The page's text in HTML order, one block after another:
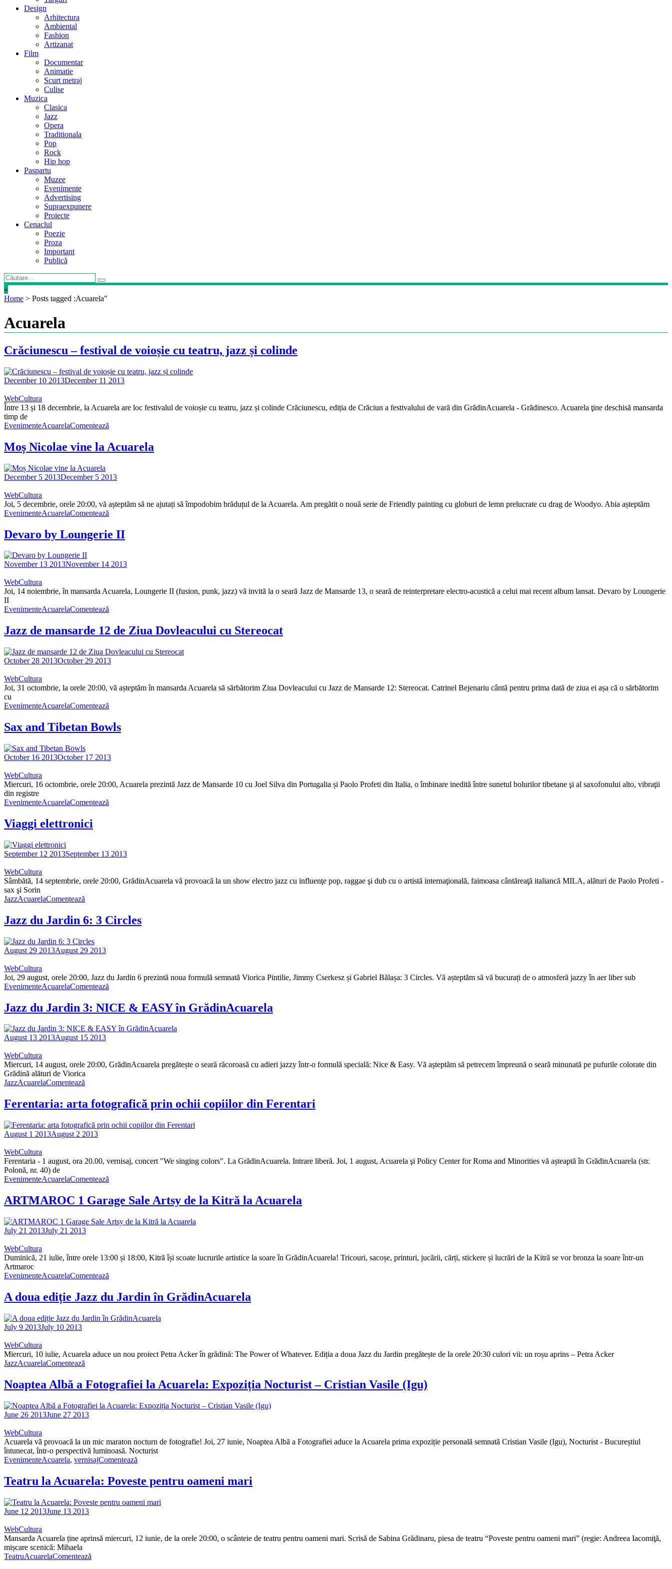
Design
Arhitectura
Ambiental
Fashion
Artizanat
Film
Documentar
Animatie
Scurt metraj
Culise
Muzica
Clasica
Jazz
Opera
Traditionala
Pop
Rock
Hip hop
Paspartu
Muzee
Evenimente
Advertising
Supraexpunere
Proiecte
Cenaclul
Poezie
Proza
Important
Publică
»
Home > Posts tagged :Acuarela"
Acuarela
Crăciunescu – festival de voioșie cu teatru, jazz și colinde
December 10 2013December 11 2013
WebCultura
Între 13 și 18 decembrie, la Acuarela are loc festivalul de voioșie cu teatru, jazz și colinde Crăciunescu, ediția de Crăciun a festivalului de vară din GrădinAcuarela - Grădinesco. Acuarela ţine deschisă mansarda
timp de
EvenimenteAcuarelaComentează
Moș Nicolae vine la Acuarela
December 5 2013December 5 2013
WebCultura
Joi, 5 decembrie, orele 20:00, vă așteptăm să ne ajutați să împodobim brăduțul de la Acuarela. Am pregătit o nouă serie de Friendly painting cu globuri de lemn prelucrate cu drag de Woodyo. Abia așteptăm
EvenimenteAcuarelaComentează
Devaro by Loungerie II
November 13 2013November 14 2013
WebCultura
Joi, 14 noiembrie, în mansarda Acuarela, Loungerie II (fusion, punk, jazz) vă invită la o seară Jazz de Mansarde 13, o seară de reinterpretare electro-acustică a celui mai recent album lansat. Devaro by Loungerie
II
EvenimenteAcuarelaComentează
Jazz de mansarde 12 de Ziua Dovleacului cu Stereocat
October 28 2013October 29 2013
WebCultura
Joi, 31 octombrie, la orele 20:00, vă așteptăm în mansarda Acuarela să sărbătorim Ziua Dovleacului cu Jazz de Mansarde 12: Stereocat. Catrinel Bejenariu cântă pentru prima dată de ziua ei așa că o sărbătorim
cu
EvenimenteAcuarelaComentează
Sax and Tibetan Bowls
October 16 2013October 17 2013
WebCultura
Miercuri, 16 octombrie, orele 20:00, Acuarela prezintă Jazz de Mansarde 10 cu Joel Silva din Portugalia și Paolo Profeti din Italia, o îmbinare inedită între sunetul bolurilor tibetane şi al saxofonului alto, vibraţii
din registre
EvenimenteAcuarelaComentează
Viaggi elettronici
September 12 2013September 13 2013
WebCultura
Sâmbătă, 14 septembrie, orele 20:00, GrădinAcuarela vă provoacă la un show electro jazz cu influenţe pop, raggae şi dub cu o artistă internaţională, faimoasa cântăreaţă italiancă MILA, alături de Paolo Profeti -
sax şi Sorin
JazzAcuarelaComentează
Jazz du Jardin 6: 3 Circles
August 29 2013August 29 2013
WebCultura
Joi, 29 august, orele 20:00, Jazz du Jardin 6 prezintă noua formulă semnată Viorica Pintilie, Jimmy Cserkesz și Gabriel Bălașa: 3 Circles. Vă așteptăm să vă bucurați de o atmosferă jazzy în aer liber sub
EvenimenteAcuarelaComentează
Jazz du Jardin 3: NICE & EASY în GrădinAcuarela
August 13 2013August 15 2013
WebCultura
Miercuri, 14 august, orele 20:00, GrădinAcuarela pregătește o seară răcoroasă cu adieri jazzy într-o formulă specială: Nice & Easy. Vă așteptăm să petrecem împreună o seară minunată pe pufurile colorate din
Grădină alături de Viorica
JazzAcuarelaComentează
Ferentaria: arta fotografică prin ochii copiilor din Ferentari
August 1 2013August 2 2013
WebCultura
Ferentaria - 1 august, ora 20.00, vernisaj, concert "We singing colors". La GrădinAcuarela. Intrare liberă. Joi, 1 august, Acuarela şi Policy Center for Roma and Minorities vă așteaptă în GrădinAcuarela (str.
Polonă, nr. 40) de
EvenimenteAcuarelaComentează
ARTMAROC 1 Garage Sale Artsy de la Kitră la Acuarela
July 21 2013July 21 2013
WebCultura
Duminică, 21 iulie, între orele 13:00 și 18:00, Kitră își scoate lucrurile artistice la soare în GrădinAcuarela! Tricouri, sacoșe, printuri, jucării, cărți, stickere și lucrări de la Kitră se vor bronza la soare într-un
Artmaroc
EvenimenteAcuarelaComentează
A doua ediție Jazz du Jardin în GrădinAcuarela
July 9 2013July 10 2013
WebCultura
Miercuri, 10 iulie, Acuarela aduce un nou proiect Petra Acker în grădină: The Power of Whatever. Ediția a doua Jazz du Jardin pregătește de la orele 20:30 culori vii: un roșu aprins – Petra Acker
JazzAcuarelaComentează
Noaptea Albă a Fotografiei la Acuarela: Expoziția Nocturist – Cristian Vasile (Igu)
June 26 2013June 27 2013
WebCultura
Acuarela vă provoacă la un mic maraton nocturn de fotografie! Joi, 27 iunie, Noaptea Albă a Fotografiei aduce la Acuarela prima expoziție personală semnată Cristian Vasile (Igu), Nocturist - Bucureștiul
întunecat, într-o perspectivă luminoasă. Nocturist
EvenimenteAcuarela, vernisajComentează
Teatru la Acuarela: Poveste pentru oameni mari
June 12 2013June 13 2013
WebCultura
Mansarda Acuarela ține aprinsă miercuri, 12 iunie, de la orele 20:00, o scânteie de teatru pentru oameni mari. Scrisă de Sabina Grădinaru, piesa de teatru “Poveste pentru oameni mari” (regie: Andreea Iacomiţă,
mișcare scenică: Mihaela
TeatruAcuarelaComentează